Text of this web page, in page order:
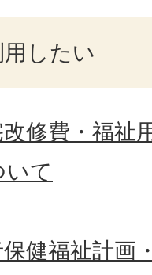
したい
修費・福祉
て
健福祉計画